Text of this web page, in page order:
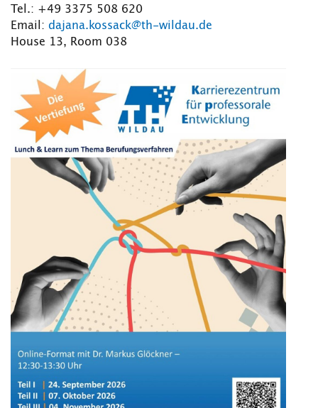
Tel.: +49 3375 508 620
Email: dajana.kossack@th-wildau.de
House 13, Room 038